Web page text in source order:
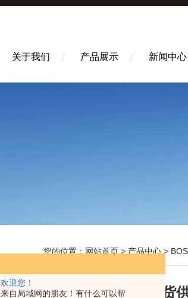
欢迎您！
来自局域网的朋友！有什么可以帮
关于我们 产品展示 新闻中心
您的位置： 网站首页 > 产品中心 >
现货